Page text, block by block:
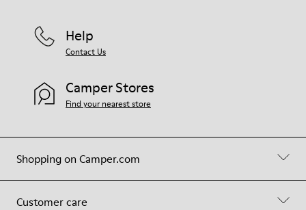
Shopping on Camper.com
Customer care
Help
Contact Us
Camper Stores
Find your nearest store